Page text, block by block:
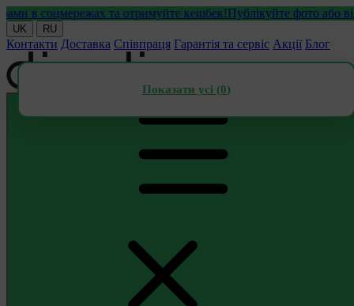
соцмережах та отримуйте кешбек!Публікуйте фото або відео
UK RU
Контакти Доставка Співпраця Гарантія та сервіс Акції Блог
Показати усі (0)